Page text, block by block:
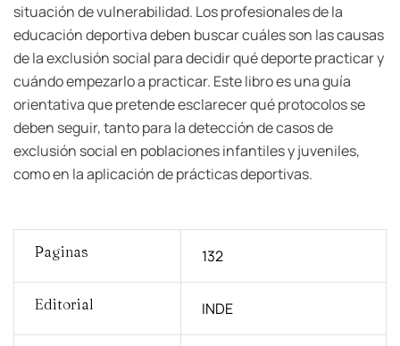
situación de vulnerabilidad. Los profesionales de la
educación deportiva deben buscar cuáles son las causas
de la exclusión social para decidir qué deporte practicar y
cuándo empezarlo a practicar. Este libro es una guía
orientativa que pretende esclarecer qué protocolos se
deben seguir, tanto para la detección de casos de
exclusión social en poblaciones infantiles y juveniles,
como en la aplicación de prácticas deportivas.
Paginas 132
Editorial INDE